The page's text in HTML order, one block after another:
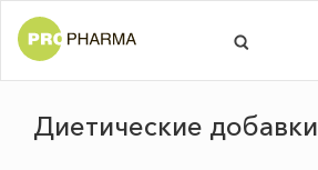
Диетические добавки